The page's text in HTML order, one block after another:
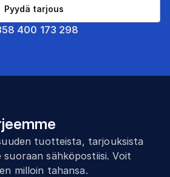
400 173 298
Pyydä tarjous
tuotteista, tarjouksista
suoraan sähköpostiisi. Voit
milloin tahansa.